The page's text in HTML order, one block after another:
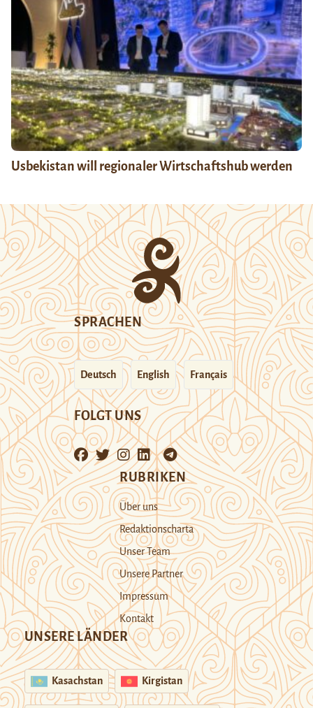
Usbekistan will regionaler Wirtschaftshub werden
SPRACHEN
Deutsch English Français
FOLGT UNS
RUBRIKEN
Über uns
Redaktionscharta
Unser Team
Unsere Partner
Impressum
Kontakt
UNSERE LÄNDER
Kasachstan Kirgistan